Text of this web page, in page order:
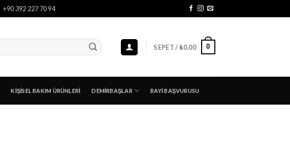
+90 392 227 70 94
SEPET /₺0.00 0
KIŞISEL BAKIM ÜRÜNLERI DEMIRBAŞLAR BAYI BAŞVURUSU